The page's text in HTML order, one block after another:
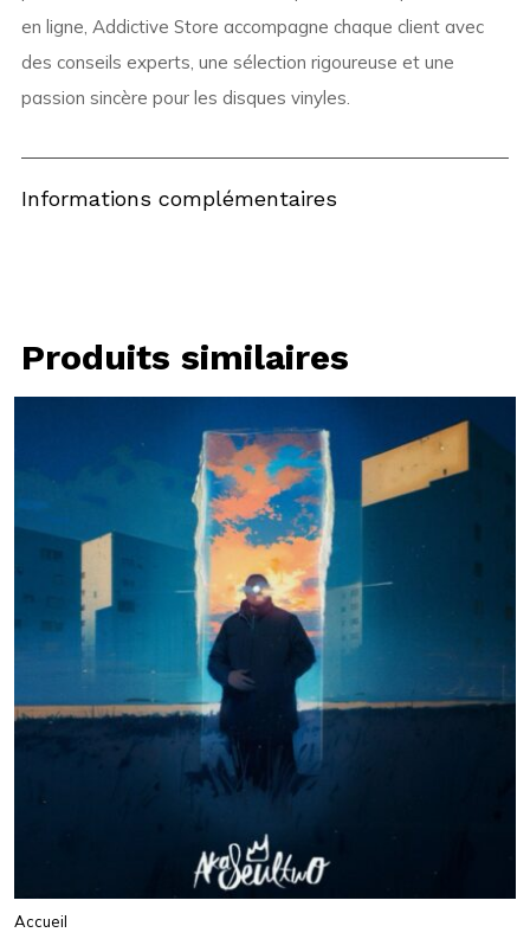
en ligne, Addictive Store accompagne chaque client avec
des conseils experts, une sélection rigoureuse et une
passion sincère pour les disques vinyles.
Informations complémentaires
Produits similaires
Accueil